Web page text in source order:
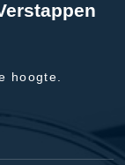
hoogte.